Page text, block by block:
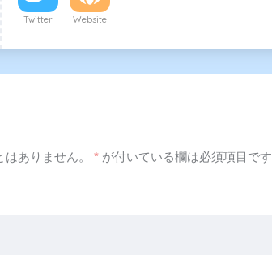
Twitter Website
ありません。 * が付いている欄は必須項目です